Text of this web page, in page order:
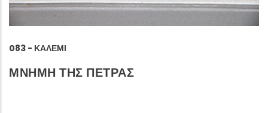
083 - ΚΑΛΈΜΙ
ΜΝΗΜΗ ΤΗΣ ΠΕΤΡΑΣ